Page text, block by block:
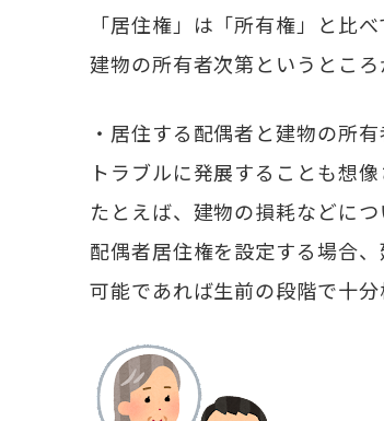
「居住権」は「所有権」と比
建物の所有者次第というとこ
・居住する配偶者と建物の所
トラブルに発展することも想像
たとえば、建物の損耗などに
配偶者居住権を設定する場合
可能であれば生前の段階で十分